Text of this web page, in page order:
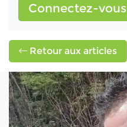
Connectez-vous
Retour aux articles